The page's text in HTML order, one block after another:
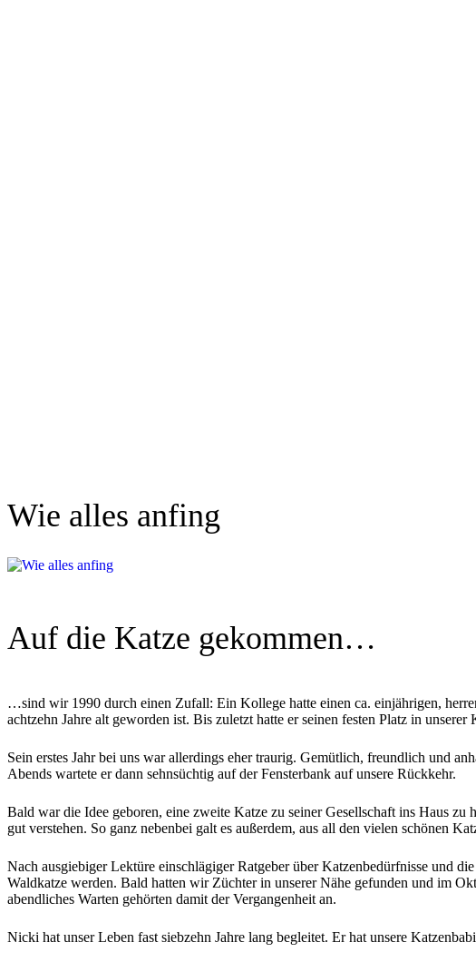
Wie alles anfing
Auf die Katze gekommen…
…sind wir 1990 durch einen Zufall: Ein Kollege hatte einen ca. einjährigen,
achtzehn Jahre alt geworden ist. Bis zuletzt hatte er seinen festen Platz in unserer
Sein erstes Jahr bei uns war allerdings eher traurig. Gemütlich, freundlich und
Abends wartete er dann sehnsüchtig auf der Fensterbank auf unsere Rückkehr.
Bald war die Idee geboren, eine zweite Katze zu seiner Gesellschaft ins Haus
gut verstehen. So ganz nebenbei galt es außerdem, aus all den vielen schönen
Nach ausgiebiger Lektüre einschlägiger Ratgeber über Katzenbedürfnisse und
Waldkatze werden. Bald hatten wir Züchter in unserer Nähe gefunden und im
abendliches Warten gehörten damit der Vergangenheit an.
Nicki hat unser Leben fast siebzehn Jahre lang begleitet. Er hat unsere